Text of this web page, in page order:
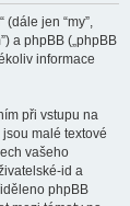
(dále jen “my”,
a phpBB („phpBB
informace
při vstupu na
malé textové
vašeho
id a
phpBB